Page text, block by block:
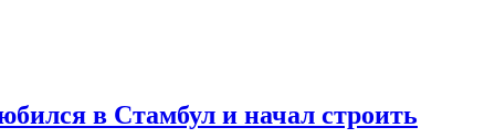
в Стамбул и начал строить